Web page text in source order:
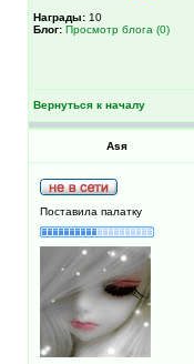
Награды: 10
Блог: Просмотр блога (0)
Вернуться к началу
Asя
Поставила палатку